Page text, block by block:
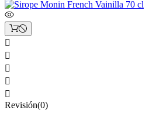





Revisión(0)